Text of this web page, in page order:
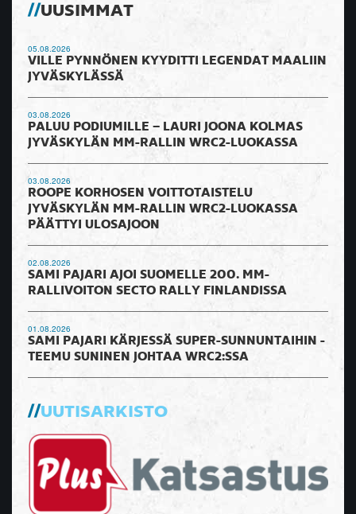
UUSIMMAT
05.08.2026
VILLE PYNNÖNEN KYYDITTI LEGENDAT MAALIIN
JYVÄSKYLÄSSÄ
03.08.2026
PALUU PODIUMILLE – LAURI JOONA KOLMAS
JYVÄSKYLÄN MM-RALLIN WRC2-LUOKASSA
03.08.2026
ROOPE KORHOSEN VOITTOTAISTELU
JYVÄSKYLÄN MM-RALLIN WRC2-LUOKASSA
PÄÄTTYI ULOSAJOON
02.08.2026
SAMI PAJARI AJOI SUOMELLE 200. MM-
RALLIVOITON SECTO RALLY FINLANDISSA
01.08.2026
SAMI PAJARI KÄRJESSÄ SUPER-SUNNUNTAIHIN -
TEEMU SUNINEN JOHTAA WRC2:SSA
UUTISARKISTO